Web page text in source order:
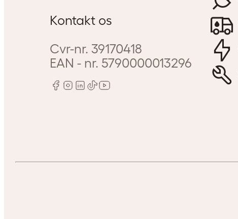
Kontakt os
Cvr-nr. 39170418
EAN - nr. 5790000013296